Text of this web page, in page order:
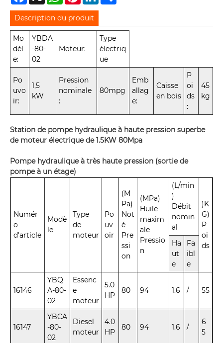
Description du produit
Mo
dèl
e:
YBDA
-80-
02
Moteur:
Type
électriq
ue
Po
uvo
ir:
1,5
kW
Pression
nominale
:
80mpg
Emb
allag
e:
Caisse
en bois
P
oi
ds
:
45
kg
Station de pompe hydraulique à haute pression superbe
de moteur électrique de 1.5KW 80Mpa
Pompe hydraulique à très haute pression (sortie de
pompe à un étage)
Numér
o
d'article
Modè
le
Type
de
moteur
Po
uv
oir
(M
Pa)
Not
é
Pre
ssi
on
(MPa)
Huile
maxim
ale
Pressio
n
(L/min
)
Débit
nomin
al
)K
G)
P
oi
ds
Ha
ut
e
Fa
ibl
e
16146
YBQ
A-80-
02
Essenc
e
moteur
5.0
HP
80 94 1.6 / 55
16147
YBCA
-80-
02
Diesel
moteur
4.0
HP
80 94 1.6 /
6
5